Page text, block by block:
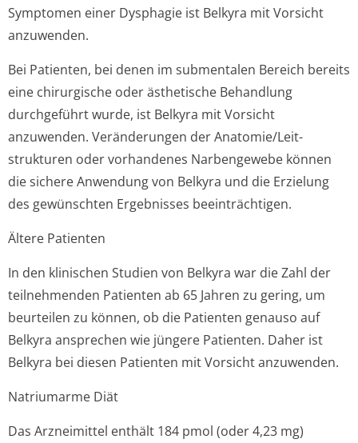
Symptomen einer Dysphagie ist Belkyra mit Vorsicht
anzuwenden.
Bei Patienten, bei denen im submentalen Bereich bereits
eine chirurgische oder ästhetische Behandlung
durchgeführt wurde, ist Belkyra mit Vorsicht
anzuwenden. Veränderungen der Anatomie/Leit­
strukturen oder vorhandenes Narbengewebe können
die sichere Anwendung von Belkyra und die Erzielung
des gewünschten Ergebnisses beeinträchtigen.
Ältere Patienten
In den klinischen Studien von Belkyra war die Zahl der
teilnehmenden Patienten ab 65 Jahren zu gering, um
beurteilen zu können, ob die Patienten genauso auf
Belkyra ansprechen wie jüngere Patienten. Daher ist
Belkyra bei diesen Patienten mit Vorsicht anzuwenden.
Natriumarme Diät
Das Arzneimittel enthält 184 pmol (oder 4,23 mg)